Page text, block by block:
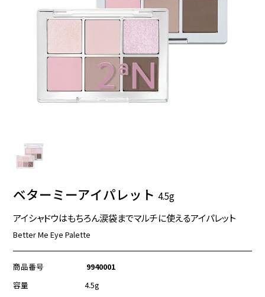
ベターミーアイパレット4.5g
アイシャドウはもちろん涙袋までマルチに使えるアイパレット
Better Me Eye Palette
商品番号
9940001
容量
4.5g
✧